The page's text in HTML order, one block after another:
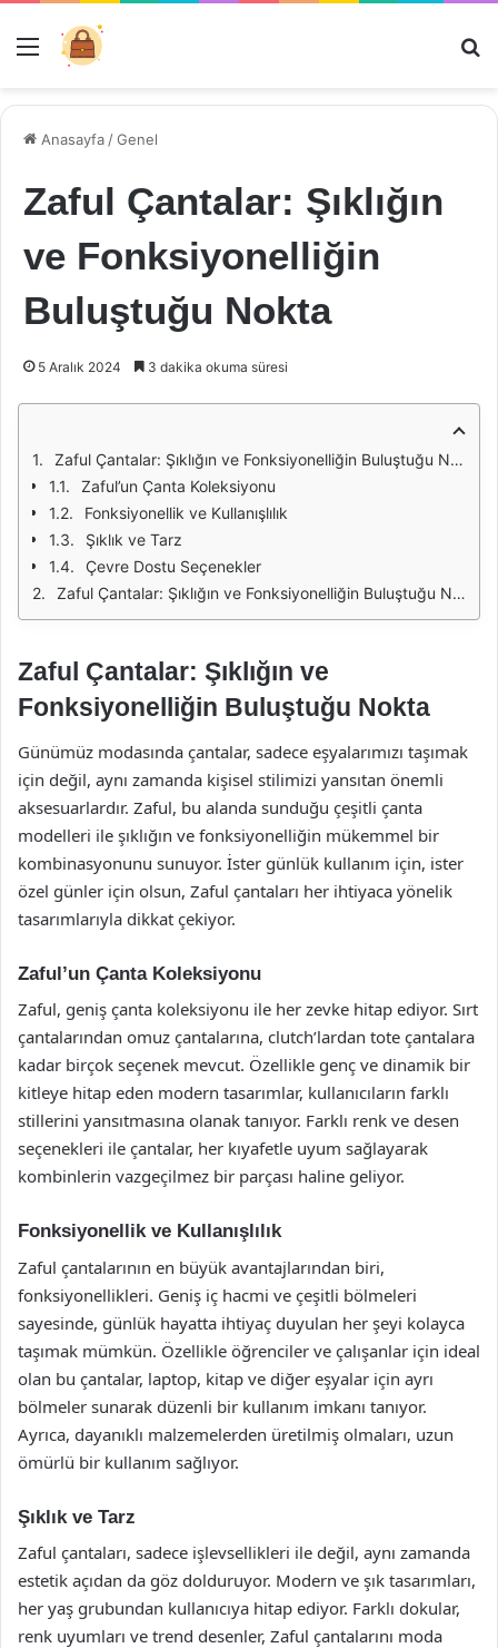
Menü
Anasayfa /Genel
Zaful Çantalar: Şıklığın
ve Fonksiyonelliğin
Buluştuğu Nokta
5 Aralık 2024 3 dakika okuma süresi
Zaful Çantalar: Şıklığın ve Fonksiyonelliğin Buluştuğu Nokta
Zaful’un Çanta Koleksiyonu
Fonksiyonellik ve Kullanışlılık
Şıklık ve Tarz
Çevre Dostu Seçenekler
Zaful Çantalar: Şıklığın ve Fonksiyonelliğin Buluştuğu Nokta
Zaful Çantalar: Şıklığın ve
Fonksiyonelliğin Buluştuğu Nokta
Günümüz modasında çantalar, sadece eşyalarımızı taşımak
için değil, aynı zamanda kişisel stilimizi yansıtan önemli
aksesuarlardır. Zaful, bu alanda sunduğu çeşitli çanta
modelleri ile şıklığın ve fonksiyonelliğin mükemmel bir
kombinasyonunu sunuyor. İster günlük kullanım için, ister
özel günler için olsun, Zaful çantaları her ihtiyaca yönelik
tasarımlarıyla dikkat çekiyor.
Zaful’un Çanta Koleksiyonu
Zaful, geniş çanta koleksiyonu ile her zevke hitap ediyor. Sırt
çantalarından omuz çantalarına, clutch’lardan tote çantalara
kadar birçok seçenek mevcut. Özellikle genç ve dinamik bir
kitleye hitap eden modern tasarımlar, kullanıcıların farklı
stillerini yansıtmasına olanak tanıyor. Farklı renk ve desen
seçenekleri ile çantalar, her kıyafetle uyum sağlayarak
kombinlerin vazgeçilmez bir parçası haline geliyor.
Fonksiyonellik ve Kullanışlılık
Zaful çantalarının en büyük avantajlarından biri,
fonksiyonellikleri. Geniş iç hacmi ve çeşitli bölmeleri
sayesinde, günlük hayatta ihtiyaç duyulan her şeyi kolayca
taşımak mümkün. Özellikle öğrenciler ve çalışanlar için ideal
olan bu çantalar, laptop, kitap ve diğer eşyalar için ayrı
bölmeler sunarak düzenli bir kullanım imkanı tanıyor.
Ayrıca, dayanıklı malzemelerden üretilmiş olmaları, uzun
ömürlü bir kullanım sağlıyor.
Şıklık ve Tarz
Zaful çantaları, sadece işlevsellikleri ile değil, aynı zamanda
estetik açıdan da göz dolduruyor. Modern ve şık tasarımları,
her yaş grubundan kullanıcıya hitap ediyor. Farklı dokular,
renk uyumları ve trend desenler, Zaful çantalarını moda